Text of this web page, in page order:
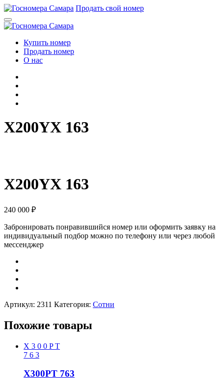
Перейти
к
содержимому
Продать свой номер
Купить номер
Продать номер
О нас
X200YX 163
X200YX 163
240 000 ₽
Забронировать понравившийся номер или оформить заявку на
индивидуальный подбор можно по телефону или через любой
мессенджер
Артикул: 2311 Категория: Сотни
Похожие товары
X 3 0 0 P T
7 6 3
X300PT 763